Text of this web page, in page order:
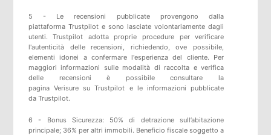
5 - Le recensioni pubblicate provengono dalla
piattaforma Trustpilote sono lasciate volontariamente dagli
utenti.Trustpilot adotta proprie procedure per verificare
l'autenticità delle recensioni, richiedendo, ove possibile,
elementi idonei a confermare l'esperienza del cliente. Per
maggiori informazioni sulle modalità di raccolta e verifica
delle recensioni è possibile consultarela
paginaVerisure suTrustpilot e le informazioni pubblicate
da Trustpilot.
6 - Bonus Sicurezza: 50% di detrazione sull’abitazione
principale; 36% per altri immobili. Beneficio fiscale soggetto a